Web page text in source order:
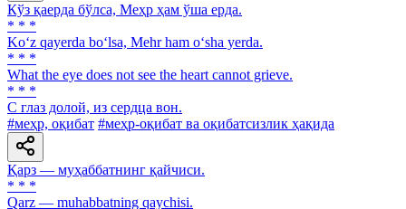
Кўз қаерда бўлса, Меҳр ҳам ўша ерда.
* * *
Ko‘z qayerda bo‘lsa, Mehr ham o‘sha yerda.
* * *
What the eye does not see the heart cannot grieve.
* * *
С глаз долой, из сердца вон.
#меҳр, оқибат #меҳр-оқибат ва оқибатсизлик ҳақида
Қарз — муҳаббатнинг қайчиси.
* * *
Qarz — muhabbatning qaychisi.